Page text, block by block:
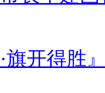
·旗开得胜